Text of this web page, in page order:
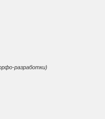
разработки)